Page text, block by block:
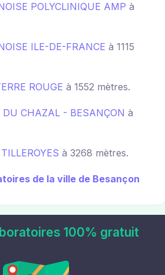
POLYCLINIQUE AMP à
ILE-DE-FRANCE à 1115
ROUGE à 1552 mètres.
CHAZAL - BESANÇON à
à 3268 mètres.
de la ville de Besançon
100% gratuit